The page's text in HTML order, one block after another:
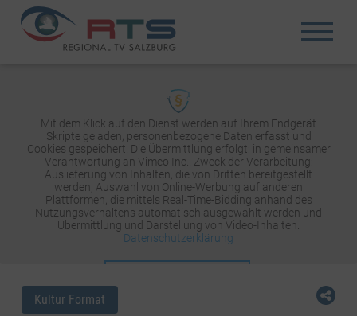
Mit dem Klick auf den Dienst werden auf Ihrem Endgerät
Skripte geladen, personenbezogene Daten erfasst und
Cookies gespeichert. Die Übermittlung erfolgt: in gemeinsamer
Verantwortung an Vimeo Inc.. Zweck der Verarbeitung:
Auslieferung von Inhalten, die von Dritten bereitgestellt
werden, Auswahl von Online-Werbung auf anderen
Plattformen, die mittels Real-Time-Bidding anhand des
Nutzungsverhaltens automatisch ausgewählt werden und
Übermittlung und Darstellung von Video-Inhalten.
Datenschutzerklärung
Kultur Format